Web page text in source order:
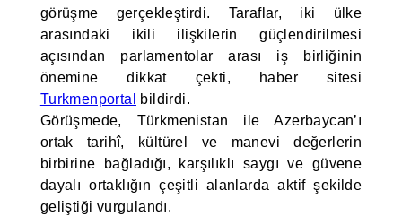
görüşme gerçekleştirdi. Taraflar, iki ülke
arasındaki ikili ilişkilerin güçlendirilmesi
açısından parlamentolar arası iş birliğinin
önemine dikkat çekti, haber sitesi
Turkmenportal
bildirdi.
Görüşmede, Türkmenistan ile Azerbaycan’ı
ortak tarihî, kültürel ve manevi değerlerin
birbirine bağladığı, karşılıklı saygı ve güvene
dayalı ortaklığın çeşitli alanlarda aktif şekilde
geliştiği vurgulandı.